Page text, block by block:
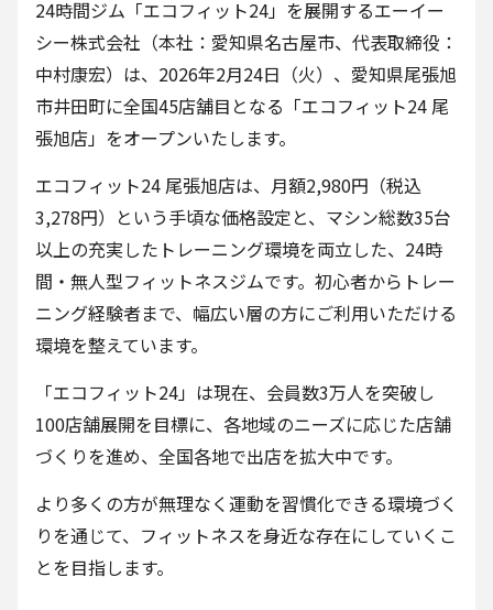
24時間ジム「エコフィット24」を展開するエーイー
シー株式会社（本社：愛知県名古屋市、代表取締役：
中村康宏）は、2026年2月24日（火）、愛知県尾張旭
市井田町に全国45店舗目となる「エコフィット24 尾
張旭店」をオープンいたします。
エコフィット24 尾張旭店は、月額2,980円（税込
3,278円）という手頃な価格設定と、マシン総数35台
以上の充実したトレーニング環境を両立した、24時
間・無人型フィットネスジムです。初心者からトレー
ニング経験者まで、幅広い層の方にご利用いただける
環境を整えています。
「エコフィット24」は現在、会員数3万人を突破し
100店舗展開を目標に、各地域のニーズに応じた店舗
づくりを進め、全国各地で出店を拡大中です。
より多くの方が無理なく運動を習慣化できる環境づく
りを通じて、フィットネスを身近な存在にしていくこ
とを目指します。